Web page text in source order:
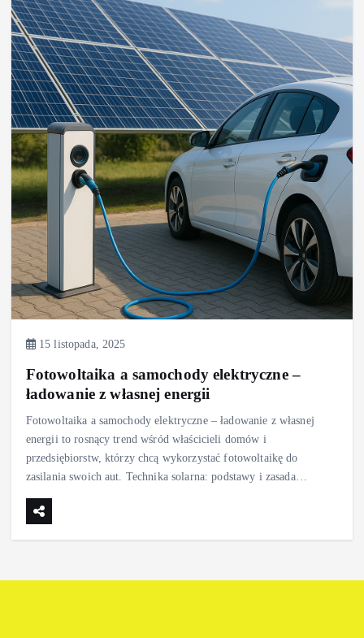
15 listopada, 2025
Fotowoltaika a samochody elektryczne –
ładowanie z własnej energii
Fotowoltaika a samochody elektryczne – ładowanie z własnej
energii to rosnący trend wśród właścicieli domów i
przedsiębiorstw, którzy chcą wykorzystać fotowoltaikę do
zasilania swoich aut. Technika solarna: podstawy i zasada…